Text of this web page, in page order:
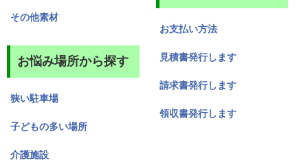
その他素材
お悩み場所から探す
狭い駐車場
子どもの多い場所
介護施設
お支払い方法
見積書発行します
請求書発行します
領収書発行します